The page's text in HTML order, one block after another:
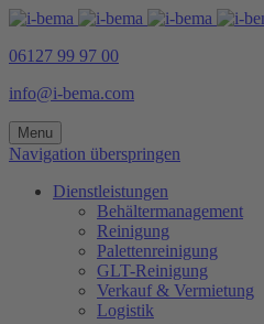
06127 99 97 00
info@i-bema.com
Menu
Navigation überspringen
Dienstleistungen
Behältermanagement
Reinigung
Palettenreinigung
GLT-Reinigung
Verkauf & Vermietung
Logistik